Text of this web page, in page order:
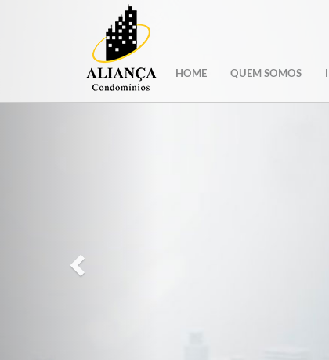
HOME QUEM SOMOS
Anterior